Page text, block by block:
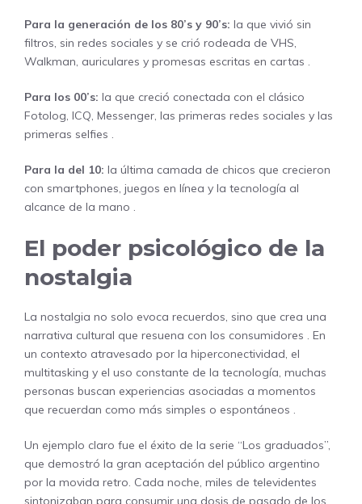
Para la generación de los 80’s y 90’s: la que vivió sin
filtros, sin redes sociales y se crió rodeada de VHS,
Walkman, auriculares y promesas escritas en cartas .
Para los 00’s: la que creció conectada con el clásico
Fotolog, ICQ, Messenger, las primeras redes sociales y las
primeras selfies .
Para la del 10: la última camada de chicos que crecieron
con smartphones, juegos en línea y la tecnología al
alcance de la mano .
El poder psicológico de la
nostalgia
La nostalgia no solo evoca recuerdos, sino que crea una
narrativa cultural que resuena con los consumidores . En
un contexto atravesado por la hiperconectividad, el
multitasking y el uso constante de la tecnología, muchas
personas buscan experiencias asociadas a momentos
que recuerdan como más simples o espontáneos .
Un ejemplo claro fue el éxito de la serie “Los graduados”,
que demostró la gran aceptación del público argentino
por la movida retro. Cada noche, miles de televidentes
sintonizaban para consumir una dosis de pasado de los